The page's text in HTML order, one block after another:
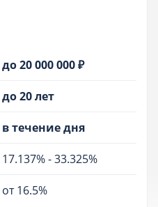
до 20 000 000 ₽
до 20 лет
в течение дня
17.137%-33.325%
от 16.5%